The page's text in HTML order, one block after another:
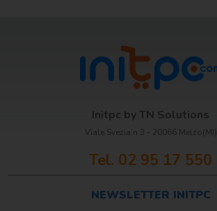
Initpc by TN Solutions
Viale Svezia n.3 - 20066 Melzo(MI)
Tel. 02 95 17 550
NEWSLETTER INITPC